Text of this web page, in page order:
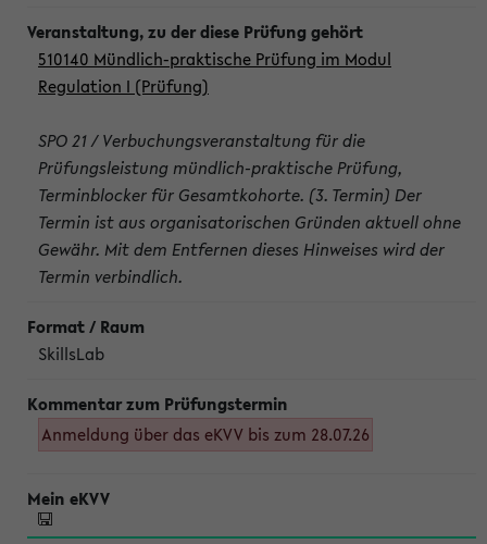
510140 Mündlich-praktische Prüfung im Modul
Regulation I (Prüfung)
SPO 21 / Verbuchungsveranstaltung für die
Prüfungsleistung mündlich-praktische Prüfung,
Terminblocker für Gesamtkohorte. (3. Termin) Der
Termin ist aus organisatorischen Gründen aktuell ohne
Gewähr. Mit dem Entfernen dieses Hinweises wird der
Termin verbindlich.
SkillsLab
Anmeldung über das eKVV bis zum 28.07.26